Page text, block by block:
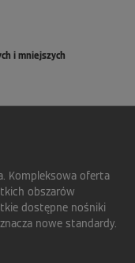
i mniejszych
Kompleksowa oferta
obszarów
dostępne nośniki
nowe standardy.